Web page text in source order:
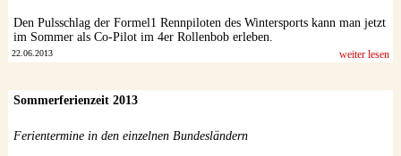
Den Pulsschlag der Formel1 Rennpiloten des Wintersports kann man jetzt
im Sommer als Co-Pilot im 4er Rollenbob erleben.
22.06.2013 weiter lesen
Sommerferienzeit 2013
Ferientermine in den einzelnen Bundesländern